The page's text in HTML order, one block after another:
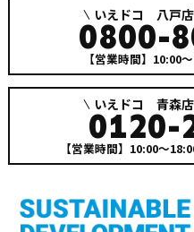
いえドコ 八戸
0800-
【営業時間】10:00
いえドコ 青森
0120-
【営業時間】10:00～